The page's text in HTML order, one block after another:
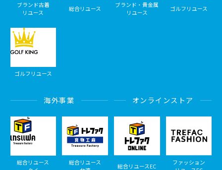
ブランド古着
リユース
総合リユース
ブランド・貴金属
リユース
ゴルフリユース
ゴルフリユース
海外事業
総合リユース
総合リユース
オンラインストア
総合リユースEC
ファッション